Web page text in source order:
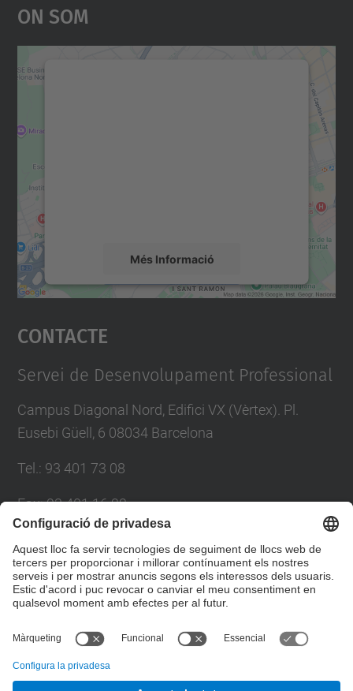
On Som
Més Informació
Accepta
powered by
Contacte
Servei de Desenvolupament Professional
Campus Diagonal Nord, Edifici VX (Vèrtex). Pl.
Eusebi Güell, 6 08034 Barcelona
Tel. : 93 401 73 08
Fax:93 401 16 22
Directori UPC
Formulari de contacte